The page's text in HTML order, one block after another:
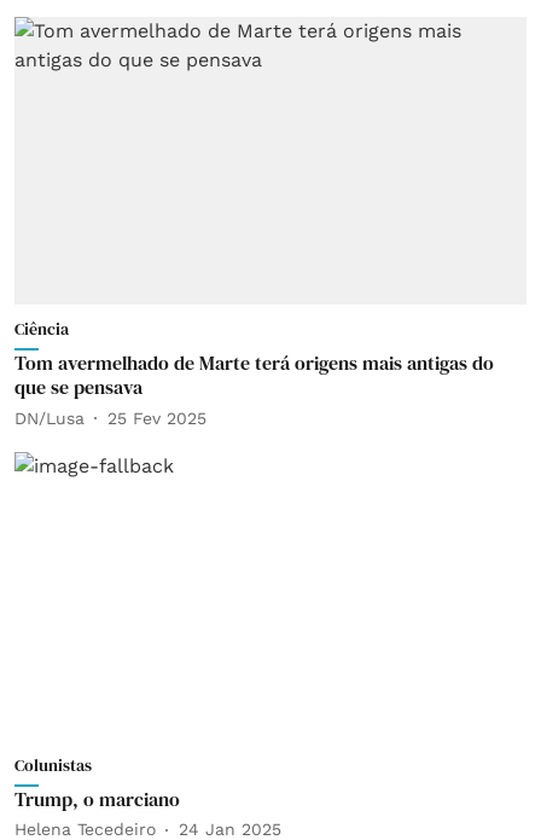
Ciência
Tom avermelhado de Marte terá origens mais antigas do
que se pensava
DN/Lusa 25 Fev 2025
Colunistas
Trump, o marciano
Helena Tecedeiro 24 Jan 2025